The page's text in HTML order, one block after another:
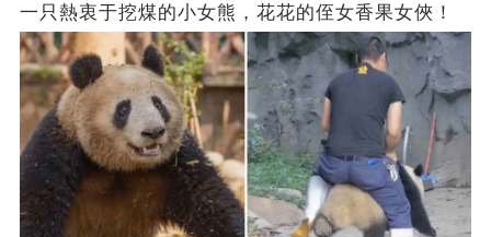
一只熱衷于挖煤的小女熊，花花的侄女香果女俠！